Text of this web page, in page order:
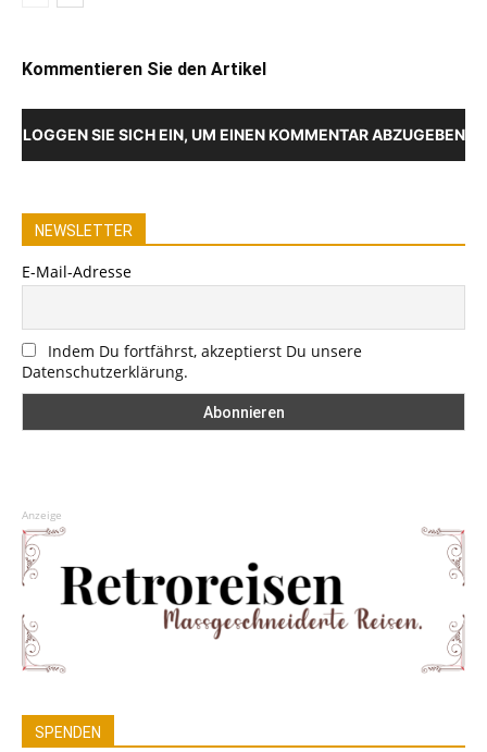
Kommentieren Sie den Artikel
LOGGEN SIE SICH EIN, UM EINEN KOMMENTAR ABZUGEBEN
NEWSLETTER
E-Mail-Adresse
Indem Du fortfährst, akzeptierst Du unsere
Datenschutzerklärung.
Anzeige
SPENDEN